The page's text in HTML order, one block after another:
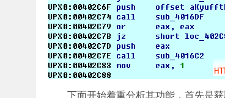
下面开始着重分析其功能，首先是